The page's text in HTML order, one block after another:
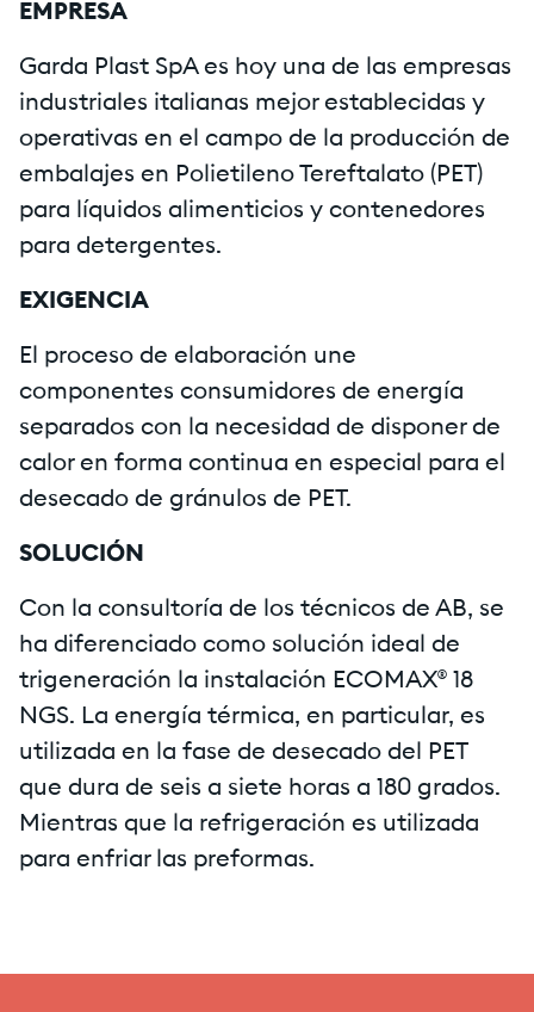
EMPRESA
Garda Plast SpA es hoy una de las empresas
industriales italianas mejor establecidas y
operativas en el campo de la producción de
embalajes en Polietileno Tereftalato (PET)
para líquidos alimenticios y contenedores
para detergentes.
EXIGENCIA
El proceso de elaboración une
componentes consumidores de energía
separados con la necesidad de disponer de
calor en forma continua en especial para el
desecado de gránulos de PET.
SOLUCIÓN
Con la consultoría de los técnicos de AB, se
ha diferenciado como solución ideal de
trigeneración la instalación ECOMAX® 18
NGS. La energía térmica, en particular, es
utilizada en la fase de desecado del PET
que dura de seis a siete horas a 180 grados.
Mientras que la refrigeración es utilizada
para enfriar las preformas.